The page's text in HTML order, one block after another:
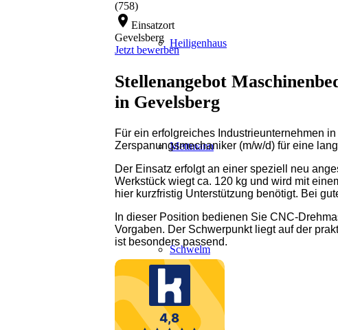
Heiligenhaus
Mettmann
Schwelm
(758)
location_on Einsatzort
Gevelsberg
Jetzt bewerben
Stellenangebot
in Gevelsberg
Für ein erfolgreiches Industrieunternehmen in
Zerspanungsmechaniker (m/w/d) für eine
Der Einsatz erfolgt an einer speziell neu
Werkstück wiegt ca. 120 kg und wird mit
hier kurzfristig Unterstützung benötigt. Bei
In dieser Position bedienen Sie CNC-
Vorgaben. Der Schwerpunkt liegt auf der
ist besonders passend.